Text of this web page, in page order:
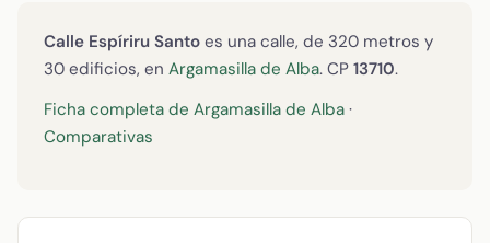
Calle Espíriru Santo es una calle, de 320 metros y
30 edificios, en Argamasilla de Alba. CP 13710.
Ficha completa de Argamasilla de Alba ·
Comparativas